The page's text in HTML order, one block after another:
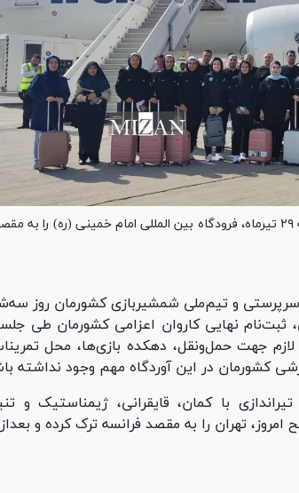
دومین و بزرگترین گروه کاروان ورزشی ایران صبح امروز جمعه ۲۹ تیرماه، فرودگاه بین المللی امام خمینی (ره) را به
و تیم‌ملی شمشیربازی کشورمان روز
ثبت‌نام نهایی کاروان اعزامی کشورمان طی
جهت حمل‌و‌نقل، دهکده بازی‌ها، محل
کشورمان در این آوردگاه مهم وجود نداشته
با کمان، قایقرانی، ژیمناستیک و
بودند که ساعت ۸:۳۰ دقیقه صبح امروز، تهران را به مقصد فرانسه ترک کرده و